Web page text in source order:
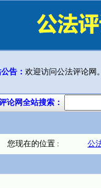
告： 欢迎访问公法评论网
论网全站搜索：
您现在的位置 : 公